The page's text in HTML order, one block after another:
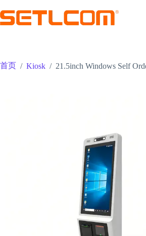
至
内
首页 / Kiosk / 21.5inch Windows Self